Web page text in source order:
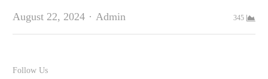
August 22, 2024
Author
Admin 345
Follow Us